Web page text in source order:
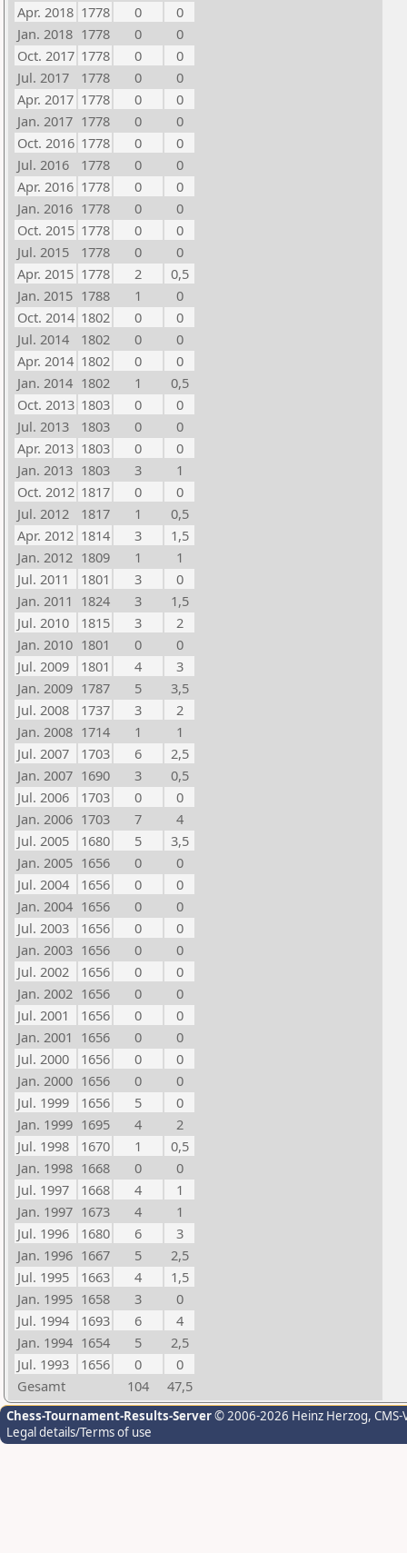
Apr. 2018 1778 0
0
Jan. 2018 1778 0
0
Oct. 2017 1778 0
0
Jul. 2017
1778 0
0
Apr. 2017 1778 0
0
Jan. 2017 1778 0
0
Oct. 2016 1778 0
0
Jul. 2016
1778 0
0
Apr. 2016 1778 0
0
Jan. 2016 1778 0
0
Oct. 2015 1778 0
0
Jul. 2015
1778 0
0
Apr. 2015 1778 2
0,5
Jan. 2015 1788 1
0
Oct. 2014 1802 0
0
Jul. 2014
1802 0
0
Apr. 2014 1802 0
0
Jan. 2014 1802 1
0,5
Oct. 2013 1803 0
0
Jul. 2013
1803 0
0
Apr. 2013 1803 0
0
Jan. 2013 1803 3
1
Oct. 2012 1817 0
0
Jul. 2012
1817 1
0,5
Apr. 2012 1814 3
1,5
Jan. 2012 1809 1
1
Jul. 2011
1801 3
0
Jan. 2011 1824 3
1,5
Jul. 2010
1815 3
2
Jan. 2010 1801 0
0
Jul. 2009
1801 4
3
Jan. 2009 1787 5
3,5
Jul. 2008
1737 3
2
Jan. 2008 1714 1
1
Jul. 2007
1703 6
2,5
Jan. 2007 1690 3
0,5
Jul. 2006
1703 0
0
Jan. 2006 1703 7
4
Jul. 2005
1680 5
3,5
Jan. 2005 1656 0
0
Jul. 2004
1656 0
0
Jan. 2004 1656 0
0
Jul. 2003
1656 0
0
Jan. 2003 1656 0
0
Jul. 2002
1656 0
0
Jan. 2002 1656 0
0
Jul. 2001
1656 0
0
Jan. 2001 1656 0
0
Jul. 2000
1656 0
0
Jan. 2000 1656 0
0
Jul. 1999
1656 5
0
Jan. 1999 1695 4
2
Jul. 1998
1670 1
0,5
Jan. 1998 1668 0
0
Jul. 1997
1668 4
1
Jan. 1997 1673 4
1
Jul. 1996
1680 6
3
Jan. 1996 1667 5
2,5
Jul. 1995
1663 4
1,5
Jan. 1995 1658 3
0
Jul. 1994
1693 6
4
Jan. 1994 1654 5
2,5
Jul. 1993
1656 0
0
Gesamt
104 47,5
Chess-Tournament-Results-Server© 2006-2026 Heinz Herzog,
Legal details/Terms of use